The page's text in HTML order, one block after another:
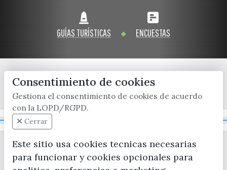
GUÍAS TURÍSTICAS ENCUESTAS
x / twitter facebook youtube instagram
Consentimiento de cookies
Gestiona el consentimiento de cookies de acuerdo
con la LOPD/RGPD.
Cerrar
Este sitio usa cookies tecnicas necesarias
para funcionar y cookies opcionales para